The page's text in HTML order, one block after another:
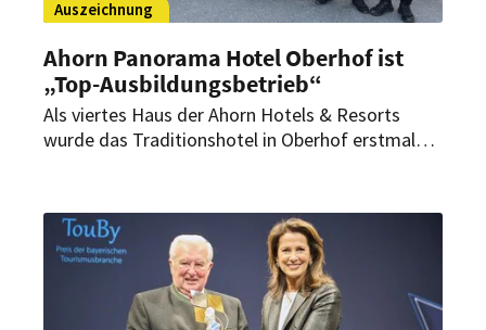
Auszeichnung
Ahorn Panorama Hotel Oberhof ist
„Top-Ausbildungsbetrieb“
Als viertes Haus der Ahorn Hotels & Resorts
wurde das Traditionshotel in Oberhof erstmals
der Ausbildung.